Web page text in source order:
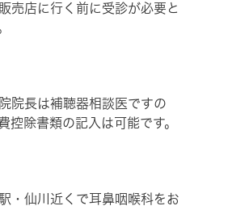
売店に行く前に受診が必要と
院長は補聴器相談医ですの
控除書類の記入は可能です。
・仙川近くで耳鼻咽喉科をお